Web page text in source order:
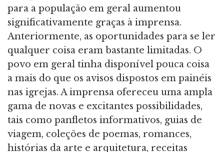
para a população em geral aumentou
significativamente graças à imprensa.
Anteriormente, as oportunidades para se ler
qualquer coisa eram bastante limitadas. O
povo em geral tinha disponível pouca coisa
a mais do que os avisos dispostos em painéis
nas igrejas. A imprensa ofereceu uma ampla
gama de novas e excitantes possibilidades,
tais como panfletos informativos, guias de
viagem, coleções de poemas, romances,
histórias da arte e arquitetura, receitas